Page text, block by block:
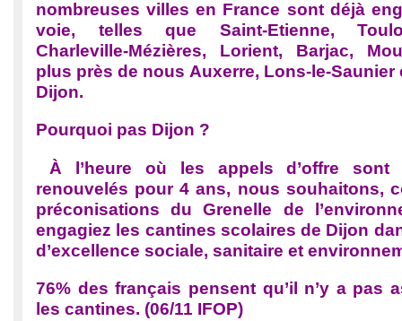
nombreuses villes en France sont déjà
voie, telles que Saint-Etienne,
Charleville-Mézières, Lorient, Barjac,
plus près de nous Auxerre, Lons-le-Saunier
Dijon.
Pourquoi pas Dijon ?
À l’heure où les appels d’offre sont
renouvelés pour 4 ans, nous souhaitons,
préconisations du Grenelle de
engagiez les cantines scolaires de Dijon
d’excellence sociale, sanitaire et
76% des français pensent qu’il n’y a pas
les cantines. (06/11 IFOP)